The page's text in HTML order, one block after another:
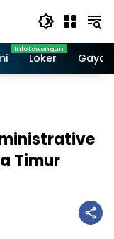
Loker Gaya
Timur